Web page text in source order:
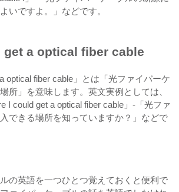
いですよ。」などです。
get a optical fiber cable
optical fiber cable」とは「光ファイバーケ
所」を意味します。英文実例としては、
I could get a optical fiber cable」-「光ファ
できる場所を知っていますか？」などで
の英語を一つひとつ覚えておくと便利で